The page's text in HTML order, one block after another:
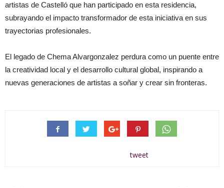
artistas de Castelló que han participado en esta residencia,
subrayando el impacto transformador de esta iniciativa en sus
trayectorias profesionales.
El legado de Chema Alvargonzalez perdura como un puente entre
la creatividad local y el desarrollo cultural global, inspirando a
nuevas generaciones de artistas a soñar y crear sin fronteras.
tweet